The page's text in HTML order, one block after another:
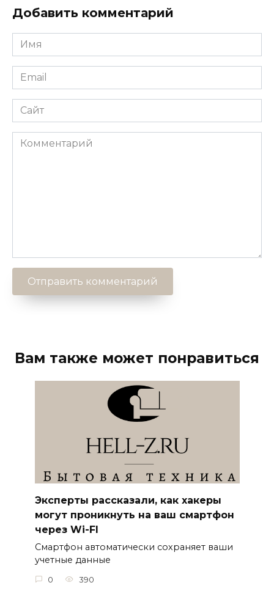
Добавить комментарий
Имя
*
Email
*
Сайт
Комментарий
Вам также может понравиться
Эксперты рассказали, как хакеры
могут проникнуть на ваш смартфон
через Wi-FI
Смартфон автоматически сохраняет ваши
учетные данные
0 390